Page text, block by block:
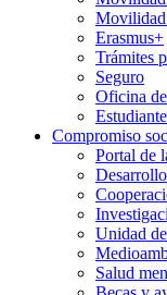
Erasmus+
Trámites
Seguro
Oficina
Compromiso
Portal de
Unidad
Salud